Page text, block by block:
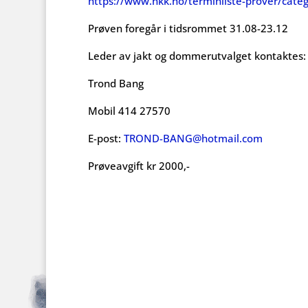
Prøven foregår i tidsrommet 31.08-23.12
Leder av jakt og dommerutvalget kontaktes:
Trond Bang
Mobil 414 27570
E-post: TROND-BANG@hotmail.com
Prøveavgift kr 2000,-